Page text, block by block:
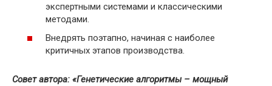
экспертными системами и классическими
методами.
Внедрять поэтапно, начиная с наиболее
критичных этапов производства.
Совет автора: «Генетические алгоритмы – мощный